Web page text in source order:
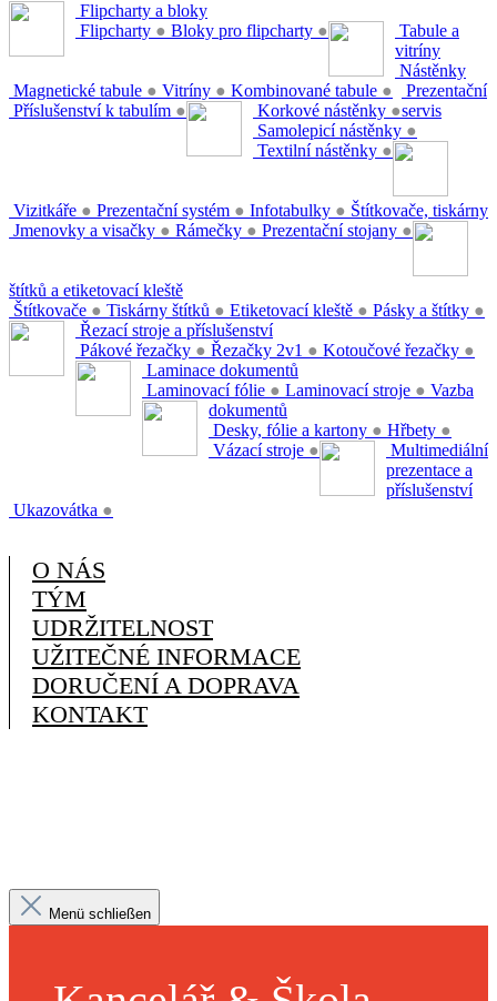
Flipcharty a bloky
Flipcharty ● Bloky pro flipcharty ●
Tabule a
vitríny
Magnetické tabule ● Vitríny ● Kombinované tabule ●
Příslušenství k tabulím ●
Nástěnky
Korkové nástěnky ●
Samolepicí nástěnky ●
Textilní nástěnky ●
Prezentační
servis
Vizitkáře ● Prezentační systém ● Infotabulky ●
Jmenovky a visačky ● Rámečky ● Prezentační stojany ●
Štítkovače, tiskárny
štítků a etiketovací kleště
Štítkovače ● Tiskárny štítků ● Etiketovací kleště ● Pásky a štítky ●
Řezací stroje a příslušenství
Pákové řezačky ● Řezačky 2v1 ● Kotoučové řezačky ●
Laminace dokumentů
Laminovací fólie ● Laminovací stroje ● Vazba
dokumentů
Desky, fólie a kartony ● Hřbety ●
Vázací stroje ●
Multimediální
prezentace a
příslušenství
Ukazovátka ●
O NÁS
TÝM
UDRŽITELNOST
UŽITEČNÉ INFORMACE
DORUČENÍ A DOPRAVA
KONTAKT
Menü schließen